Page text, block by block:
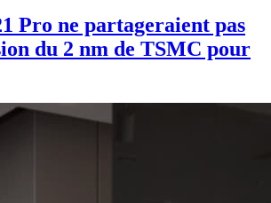
Pro ne partageraient pas
du 2 nm de TSMC pour